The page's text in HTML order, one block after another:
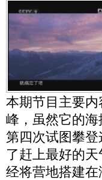
本期节目主要
峰，虽然它的
第四次试图攀
了赶上最好的
经将营地搭建